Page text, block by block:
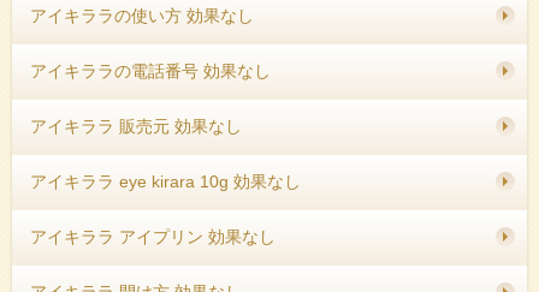
アイキララの使い方 効果なし
アイキララの電話番号 効果なし
アイキララ 販売元 効果なし
アイキララ eye kirara 10g 効果なし
アイキララ アイプリン 効果なし